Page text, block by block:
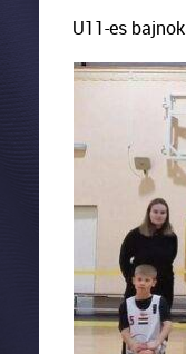
U11-es